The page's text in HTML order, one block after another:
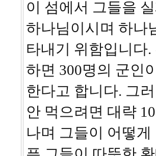
이 섬에서 그들을
하나님이시며 하나
타내기 위함입니다
하면 300명의 군인
한다고 합니다. 그
안 먹으려면 대략
나며 그들이 어떻